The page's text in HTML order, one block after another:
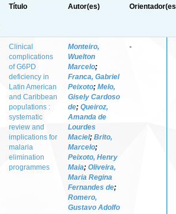
Título Autor(es)
Clinical
complications
of G6PD
deficiency in
Latin American
and Caribbean
populations :
systematic
review and
implications for
malaria
elimination
programmes
Monteiro,
Wuelton
Marcelo;
Franca, Gabriel
Peixoto; Melo,
Gisely Cardoso
de; Queiroz,
Amanda de
Lourdes
Maciel; Brito,
Marcelo;
Peixoto, Henry
Maia; Oliveira,
Maria Regina
Fernandes de;
Romero,
Gustavo Adolfo
-